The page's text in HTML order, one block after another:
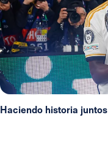
Haciendo historia juntos